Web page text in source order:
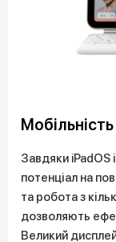
Завдяки iPadOS
потенціал на
та робота з
дозволяють
Великий